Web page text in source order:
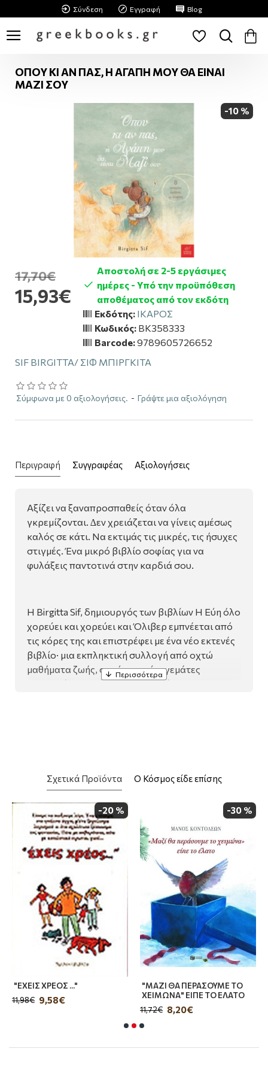
Σύνδεση Εγγραφή Blog
ΟΠΟΥ ΚΙ ΑΝ ΠΑΣ, Η ΑΓΑΠΗ ΜΟΥ ΘΑ ΕΙΝΑΙ
ΜΑΖΙ ΣΟΥ
-10 %
SIF BIRGITTA/ ΣΙΦ ΜΠΙΡΓΚΙΤΑ
Σύμφωνα με 0 αξιολογήσεις. - Γράψτε μια αξιολόγηση
15,93€
17,70€
Αποστολή σε 2-5 εργάσιμες
ημέρες - Υπό την προϋπόθεση
αποθέματος από τον εκδότη
Εκδότης: ΙΚΑΡΟΣ
Κωδικός: BK358333
Barcode:9789605726652
Περιγραφή Συγγραφέας Αξιολογήσεις
Αξίζει να ξαναπροσπαθείς όταν όλα
γκρεμίζονται. ∆εν χρειάζεται να γίνεις αμέσως
καλός σε κάτι. Να εκτιμάς τις μικρές, τις ήσυχες
στιγμές. Ένα μικρό βιβλίο σοφίας για να
φυλάξεις παντοτινά στην καρδιά σου.
Η Birgitta Sif, δημιουργός των βιβλίων Η Εύη όλο
χορεύει και χορεύει και Όλιβερ εμπνέεται από
τις κόρες της και επιστρέφει με ένα νέο εκτενές
βιβλίο· μια εκπληκτική συλλογή από οχτώ
μαθήματα ζωής, οχτώ ιστορίες γεμάτες
ζεστασιά και αγάπη που μπορούν να
σκέψεις και την αγάπη μου για αυτές, για να τη
διαβάζουν, να τη χαίρονται και να τους δίνει
κουράγιο καθώς μεγαλώνουν».
―Birgitta Sif
Σχετικά Προϊόντα Ο Κόσμος είδε επίσης
-20 %
"ΕΧΕΙΣ ΧΡΕΟΣ ..."
9,58€
11,98€
-30 %
"ΜΑΖΙ ΘΑ ΠΕΡΑΣΟΥΜΕ ΤΟ
ΧΕΙΜΩΝΑ" ΕΙΠΕ ΤΟ ΕΛΑΤΟ
8,20€
11,72€